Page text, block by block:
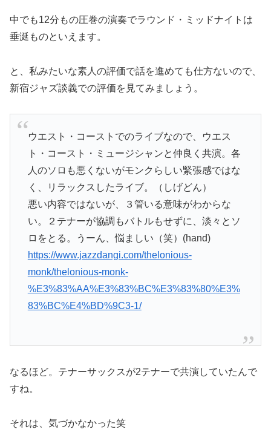
中でも12分もの圧巻の演奏でラウンド・ミッドナイトは
垂涎ものといえます。
と、私みたいな素人の評価で話を進めても仕方ないので、
新宿ジャズ談義での評価を見てみましょう。
ウエスト・コーストでのライブなので、ウエス
ト・コースト・ミュージシャンと仲良く共演。各
人のソロも悪くないがモンクらしい緊張感ではな
く、リラックスしたライブ。（しげどん）
悪い内容ではないが、３管いる意味がわからな
い。２テナーが協調もバトルもせずに、淡々とソ
ロをとる。うーん、悩ましい（笑）(hand)
https://www.jazzdangi.com/thelonious-
monk/thelonious-monk-
%E3%83%AA%E3%83%BC%E3%83%80%E3%
83%BC%E4%BD%9C3-1/
なるほど。テナーサックスが2テナーで共演していたんで
すね。
それは、気づかなかった笑